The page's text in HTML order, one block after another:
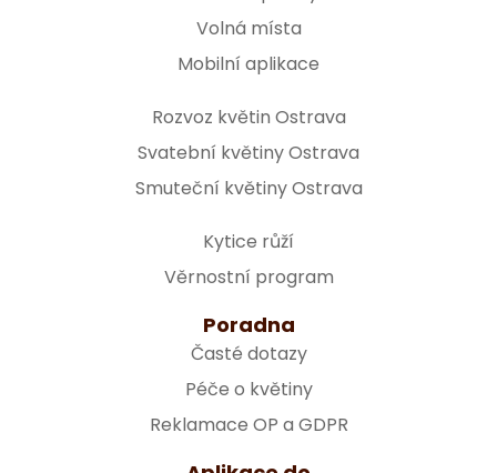
Volná místa
Mobilní aplikace
Rozvoz květin Ostrava
Svatební květiny Ostrava
Smuteční květiny Ostrava
Kytice růží
Věrnostní program
Poradna
Časté dotazy
Péče o květiny
Reklamace OP a GDPR